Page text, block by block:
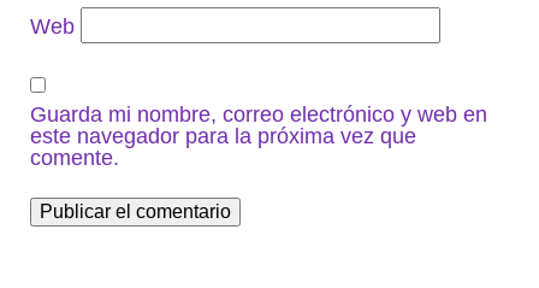
Web
Guarda mi nombre, correo electrónico y web en
este navegador para la próxima vez que
comente.